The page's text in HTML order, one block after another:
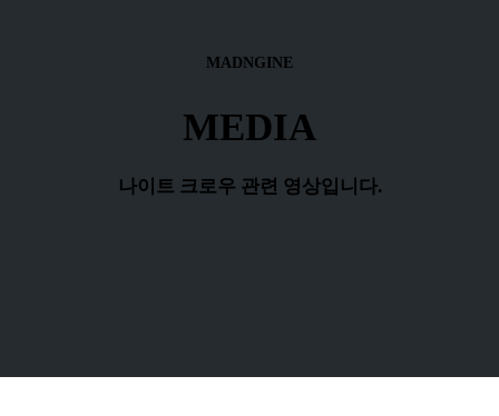
MADNGINE
MEDIA
나이트 크로우 관련 영상입니다.